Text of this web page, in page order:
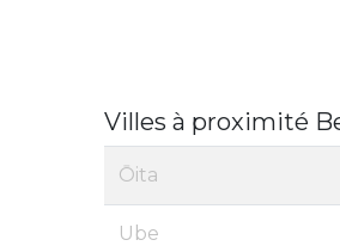
Villes à proximité
Ōita
Ube